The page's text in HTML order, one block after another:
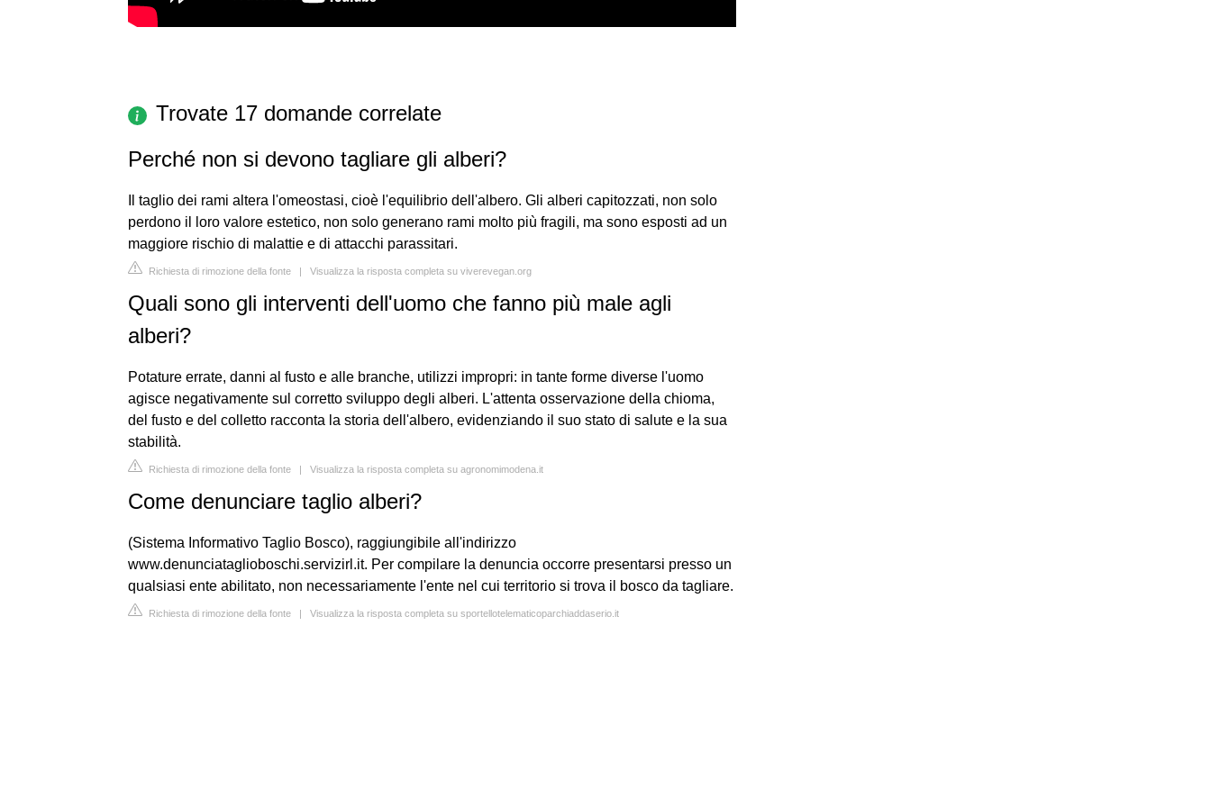
Trovate 17 domande correlate
Perché non si devono tagliare gli alberi?
Il taglio dei rami altera l'omeostasi, cioè l'equilibrio dell'albero. Gli alberi capitozzati, non solo
perdono il loro valore estetico, non solo generano rami molto più fragili, ma sono esposti ad un
maggiore rischio di malattie e di attacchi parassitari.
Richiesta di rimozione della fonte | Visualizza la risposta completa su viverevegan.org
Quali sono gli interventi dell'uomo che fanno più male agli
alberi?
Potature errate, danni al fusto e alle branche, utilizzi impropri: in tante forme diverse l'uomo
agisce negativamente sul corretto sviluppo degli alberi. L'attenta osservazione della chioma,
del fusto e del colletto racconta la storia dell'albero, evidenziando il suo stato di salute e la sua
stabilità.
Richiesta di rimozione della fonte | Visualizza la risposta completa su agronomimodena.it
Come denunciare taglio alberi?
(Sistema Informativo Taglio Bosco), raggiungibile all'indirizzo
www.denunciataglioboschi.servizirl.it. Per compilare la denuncia occorre presentarsi presso un
qualsiasi ente abilitato, non necessariamente l'ente nel cui territorio si trova il bosco da tagliare.
Richiesta di rimozione della fonte | Visualizza la risposta completa su sportellotelematicoparchiaddaserio.it